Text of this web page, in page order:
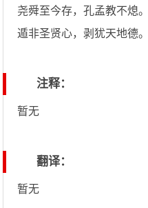
尧舜至今存，孔孟教不熄
遁非圣贤心，剥犹天地德
注释：
暂无
翻译：
暂无